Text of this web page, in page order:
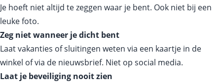
Je hoeft niet altijd te zeggen waar je bent. Ook niet bij een
leuke foto.
Zeg niet wanneer je dicht bent
Laat vakanties of sluitingen weten via een kaartje in de
winkel of via de nieuwsbrief. Niet op social media.
Laat je beveiliging nooit zien